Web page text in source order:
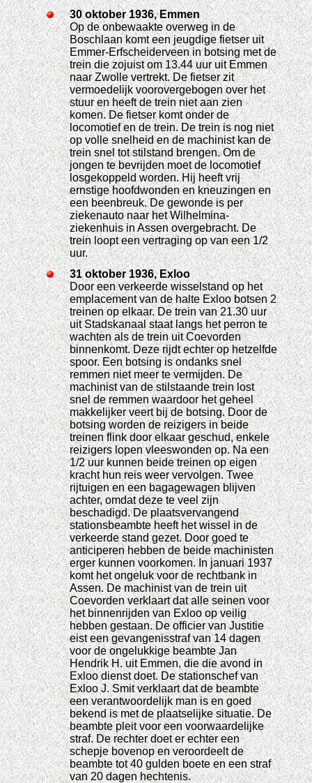
30 oktober 1936, Emmen
Op de onbewaakte overweg in de
Boschlaan komt een jeugdige fietser uit
Emmer-Erfscheiderveen in botsing met de
trein die zojuist om 13.44 uur uit Emmen
naar Zwolle vertrekt. De fietser zit
vermoedelijk voorovergebogen over het
stuur en heeft de trein niet aan zien
komen. De fietser komt onder de
locomotief en de trein. De trein is nog niet
op volle snelheid en de machinist kan de
trein snel tot stilstand brengen. Om de
jongen te bevrijden moet de locomotief
losgekoppeld worden. Hij heeft vrij
ernstige hoofdwonden en kneuzingen en
een beenbreuk. De gewonde is per
ziekenauto naar het Wilhelmina-
ziekenhuis in Assen overgebracht. De
trein loopt een vertraging op van een 1/2
uur.
31 oktober 1936, Exloo
Door een verkeerde wisselstand op het
emplacement van de halte Exloo botsen 2
treinen op elkaar. De trein van 21.30 uur
uit Stadskanaal staat langs het perron te
wachten als de trein uit Coevorden
binnenkomt. Deze rijdt echter op hetzelfde
spoor. Een botsing is ondanks snel
remmen niet meer te vermijden. De
machinist van de stilstaande trein lost
snel de remmen waardoor het geheel
makkelijker veert bij de botsing. Door de
botsing worden de reizigers in beide
treinen flink door elkaar geschud, enkele
reizigers lopen vleeswonden op. Na een
1/2 uur kunnen beide treinen op eigen
kracht hun reis weer vervolgen. Twee
rijtuigen en een bagagewagen blijven
achter, omdat deze te veel zijn
beschadigd. De plaatsvervangend
stationsbeambte heeft het wissel in de
verkeerde stand gezet. Door goed te
anticiperen hebben de beide machinisten
erger kunnen voorkomen. In januari 1937
komt het ongeluk voor de rechtbank in
Assen. De machinist van de trein uit
Coevorden verklaart dat alle seinen voor
het binnenrijden van Exloo op veilig
hebben gestaan. De officier van Justitie
eist een gevangenisstraf van 14 dagen
voor de ongelukkige beambte Jan
Hendrik H. uit Emmen, die die avond in
Exloo dienst doet. De stationschef van
Exloo J. Smit verklaart dat de beambte
een verantwoordelijk man is en goed
bekend is met de plaatselijke situatie. De
beambte pleit voor een voorwaardelijke
straf. De rechter doet er echter een
schepje bovenop en veroordeelt de
beambte tot 40 gulden boete en een straf
van 20 dagen hechtenis.